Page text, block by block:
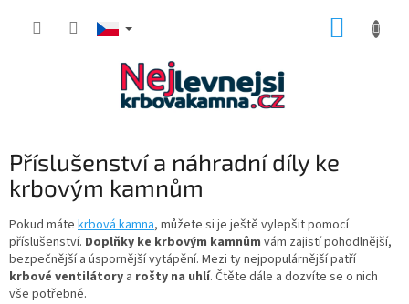
Příslušenství a náhradní díly ke
krbovým kamnům
Pokud máte krbová kamna, můžete si je ještě vylepšit pomocí
příslušenství. Doplňky ke krbovým kamnům vám zajistí pohodlnější,
bezpečnější a úspornější vytápění. Mezi ty nejpopulárnější patří
krbové ventilátory a rošty na uhlí. Čtěte dále a dozvíte se o nich
vše potřebné.